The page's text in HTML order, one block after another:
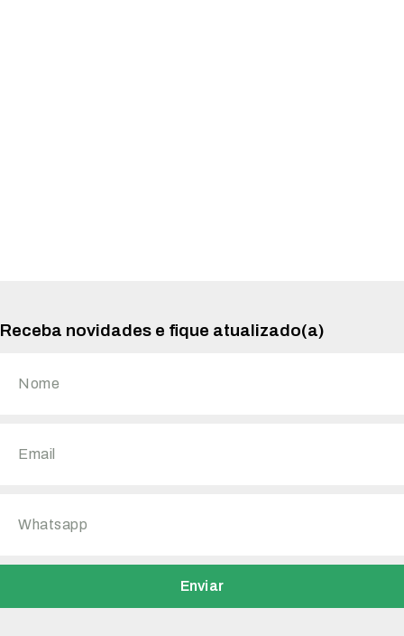
Receba novidades e fique atualizado(a)
Enviar